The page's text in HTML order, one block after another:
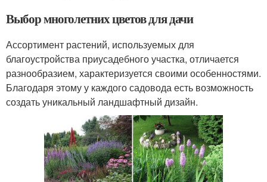
Выбор многолетних цветов для дачи
Ассортимент растений, используемых для
благоустройства приусадебного участка, отличается
разнообразием, характеризуется своими особенностями.
Благодаря этому у каждого садовода есть возможность
создать уникальный ландшафтный дизайн.